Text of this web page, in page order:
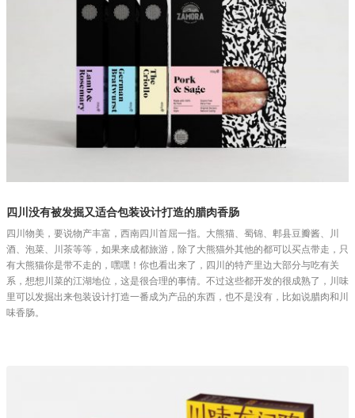
四川没有被发掘又适合包装设计打造的腊肉香肠
四川物美，要说物产丰富，西南四川首屈一指。大熊猫、蜀锦、郫县豆瓣酱、川
酒、泡菜、川茶等等，如果来成都旅游，除了大熊猫外其他的都可以买点带走，只
有大熊猫你是带不走的，嘿嘿！你也看出来了，四川的特产里边大部分与吃有关
系，想想川菜的江湖地位，这是很合理的事情。不过这些都开发的很成熟了，川味
里可以发掘出来包装设计打造一番成为产品的东西，也不是没有，比如说腊肉和川
味香肠。